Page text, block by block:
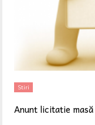
Stiri
Anunț licitație